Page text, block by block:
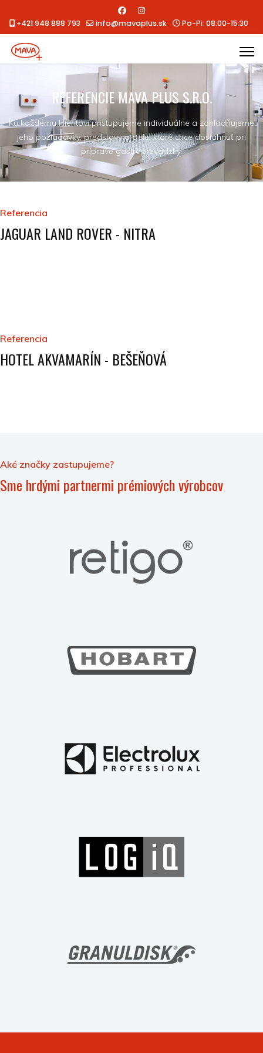
+421 948 888 793 info@mavaplus.sk Po-Pi: 08:00-15:30
REFERENCIE MAVA PLUS S.R.O.
Ku každému klientovi pristupujeme individuálne a zohľadňujeme
jeho požiadavky, predstavy a ciele, ktoré chce dosiahnuť pri
príprave gastroprevádzky.
Referencia
JAGUAR LAND ROVER - NITRA
Referencia
HOTEL AKVAMARÍN - BEŠEŇOVÁ
Aké značky zastupujeme?
Sme hrdými partnermi prémiových výrobcov